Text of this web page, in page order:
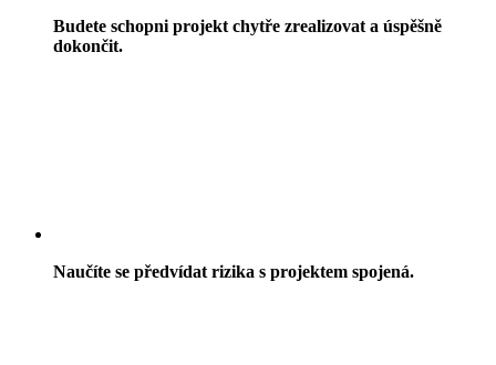
Budete schopni projekt chytře zrealizovat a úspěšně
dokončit.
Naučíte se předvídat rizika s projektem spojená.